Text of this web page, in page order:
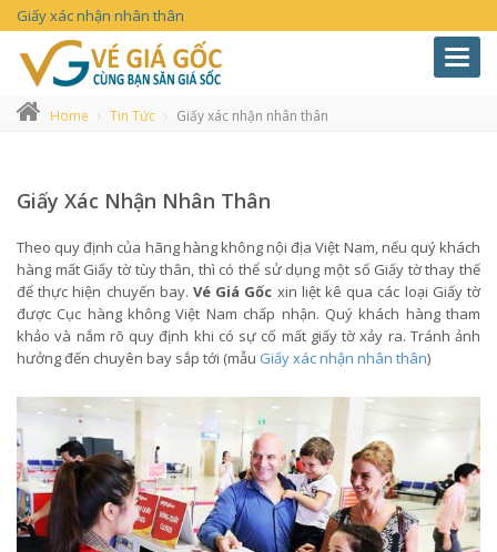
Giấy xác nhận nhân thân
Home Tin Tức Giấy xác nhận nhân thân
Giấy Xác Nhận Nhân Thân
Theo quy định của hãng hàng không nội địa Việt Nam, nếu quý khách
hàng mất Giấy tờ tùy thân, thì có thể sử dụng một số Giấy tờ thay thế
để thực hiện chuyến bay. Vé Giá Gốc xin liệt kê qua các loại Giấy tờ
được Cục hàng không Việt Nam chấp nhận. Quý khách hàng tham
khảo và nắm rõ quy định khi có sự cố mất giấy tờ xảy ra. Tránh ảnh
hưởng đến chuyên bay sắp tới (mẫu Giấy xác nhận nhân thân)